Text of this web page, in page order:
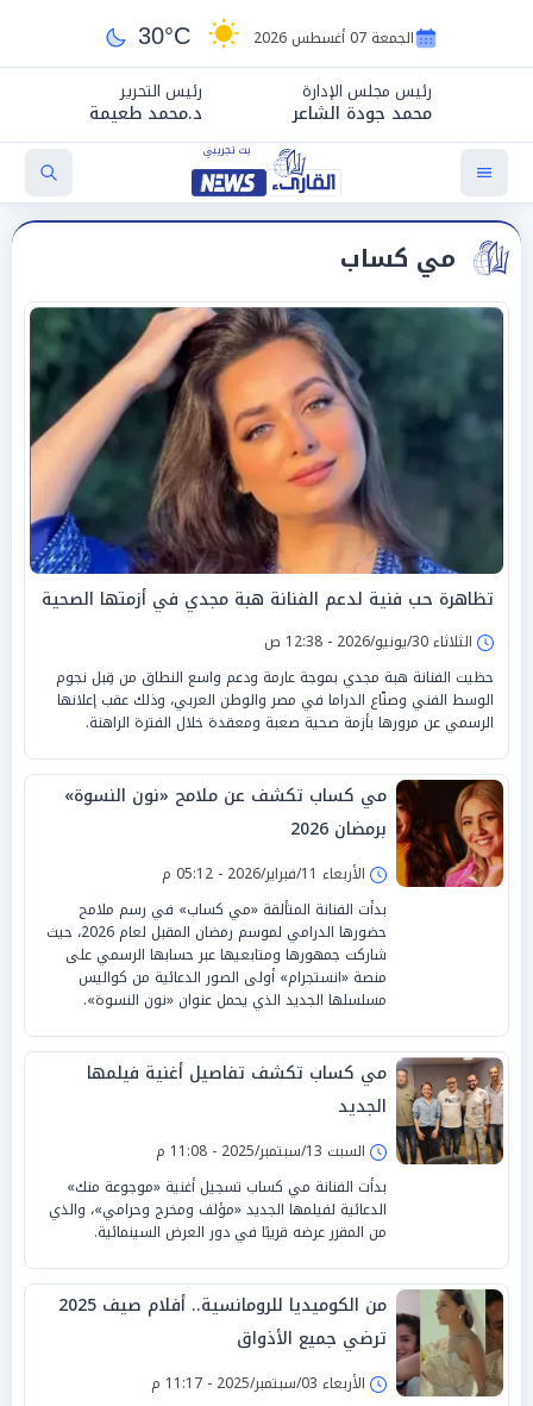
الجمعة 07 أغسطس 2026 30°C
رئيس مجلس الإدارة
محمد جودة الشاعر
رئيس التحرير
د.محمد طعيمة
مي كساب
تظاهرة حب فنية لدعم الفنانة هبة مجدي في أزمتها الصحية
الثلاثاء 30/يونيو/2026 - 12:38 ص
حظيت الفنانة هبة مجدي بموجة عارمة ودعم واسع النطاق من قِبل نجوم
الوسط الفني وصنّاع الدراما في مصر والوطن العربي، وذلك عقب إعلانها
الرسمي عن مرورها بأزمة صحية صعبة ومعقدة خلال الفترة الراهنة.
مي كساب تكشف عن ملامح «نون النسوة»
برمضان 2026
الأربعاء 11/فبراير/2026 - 05:12 م
بدأت الفنانة المتألقة «مي كساب» في رسم ملامح
حضورها الدرامي لموسم رمضان المقبل لعام 2026، حيث
شاركت جمهورها ومتابعيها عبر حسابها الرسمي على
منصة «انستجرام» أولى الصور الدعائية من كواليس
مسلسلها الجديد الذي يحمل عنوان «نون النسوة».
مي كساب تكشف تفاصيل أغنية فيلمها
الجديد
السبت 13/سبتمبر/2025 - 11:08 م
بدأت الفنانة مي كساب تسجيل أغنية «موجوعة منك»
الدعائية لفيلمها الجديد «مؤلف ومخرج وحرامي»، والذي
من المقرر عرضه قريبًا في دور العرض السينمائية.
من الكوميديا للرومانسية.. أفلام صيف 2025
ترضي جميع الأذواق
الأربعاء 03/سبتمبر/2025 - 11:17 م